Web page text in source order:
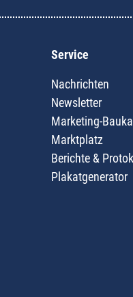
Service
Nachrichten
Newsletter
Marketing-
Marktplatz
Berichte &
Plakatgenerator